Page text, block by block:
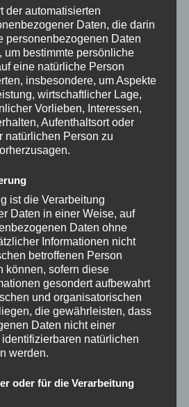
unter unsere Termine in der
erfährst du mehr über unser
groups/gluecklichfrei/even
Suchen
der automatisierten
Daten, die darin
personenbezogenen Daten
um bestimmte persönliche
eine natürliche Person
insbesondere, um Aspekte
wirtschaftlicher Lage,
Vorlieben, Interessen,
Aufenthaltsort oder
natürlichen Person zu
ist die Verarbeitung
Daten in einer Weise, auf
Daten ohne
Informationen nicht
betroffenen Person
können, sofern diese
gesondert aufbewahrt
und organisatorischen
die gewährleisten, dass
Daten nicht einer
natürlichen
werden.
oder für die Verarbeitung